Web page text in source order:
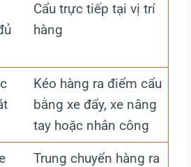
Cẩu trực tiếp tại vị trí
hàng
Kéo hàng ra điểm cẩu
bằng xe đẩy, xe nâng
tay hoặc nhân công
Trung chuyển hàng ra